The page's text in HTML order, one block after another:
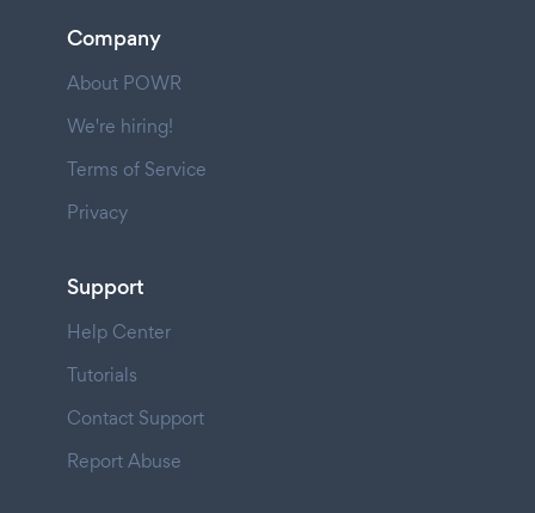
Company
About POWR
We're hiring!
Terms of Service
Privacy
Support
Help Center
Tutorials
Contact Support
Report Abuse